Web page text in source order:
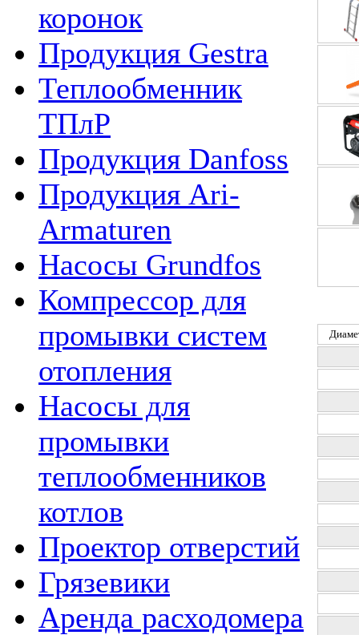
коронок
Продукция Gestra
Теплообменник
ТПлР
Продукция Danfoss
Продукция Ari-
Armaturen
Насосы Grundfos
Компрессор для
промывки систем
отопления
Насосы для
промывки
теплообменников
котлов
Проектор отверстий
Грязевики
Аренда расходомера